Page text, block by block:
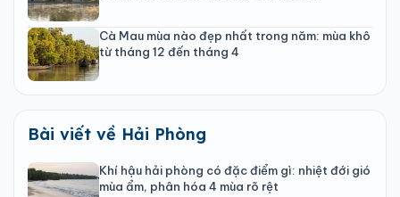
Cà Mau mùa nào đẹp nhất trong năm: mùa khô
từ tháng 12 đến tháng 4
Bài viết về Hải Phòng
Khí hậu hải phòng có đặc điểm gì: nhiệt đới gió
mùa ẩm, phân hóa 4 mùa rõ rệt